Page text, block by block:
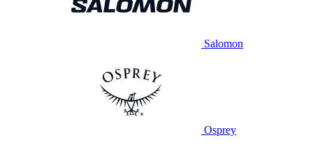
Salomon
Osprey